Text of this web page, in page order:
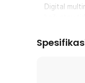
Digital
masalah
Cek kabel
Lebih